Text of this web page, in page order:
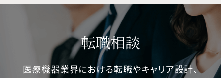
転職相談
医療機器業界における転職やキャリア設計、